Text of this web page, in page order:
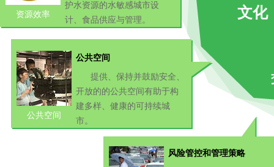
文化
资源效率
护水资源的水敏感城市设
计、食品供应与管理。
公共空间
公共空间
提供、保持并鼓励安全、
开放的的公共空间有助于构
建多样、健康的可持续城
市。
风险管控和管理策略